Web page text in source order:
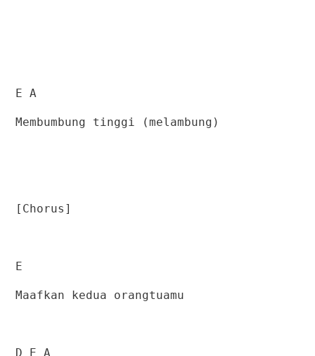
E A
Membumbung tinggi (melambung)
[Chorus]
E
Maafkan kedua orangtuamu
D E A